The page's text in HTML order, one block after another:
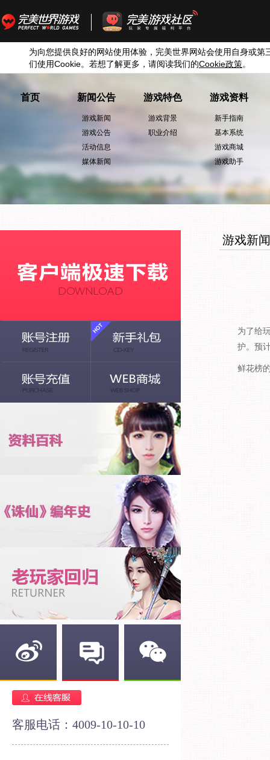
为向您提供良好的网站使用体验，完美世界网站会使用自身或第
们使用Cookie。若想了解更多，请阅读我们的Cookie政策。
首页 新闻公告
游戏新闻
游戏公告
活动信息
媒体新闻
游戏特色
游戏背景
职业介绍
游戏资料
新手指南
基本系统
游戏商城
游戏助手
客服电话：4009-10-10-10
游戏新闻
为了给
护。预
鲜花榜